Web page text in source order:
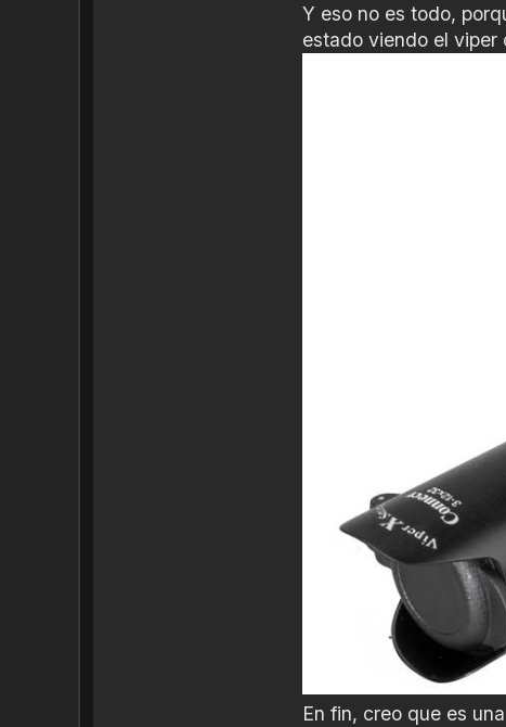
Y eso no es todo,
estado viendo el viper
En fin, creo que es